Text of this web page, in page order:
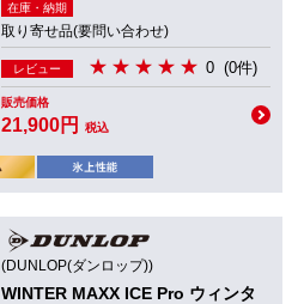
在庫・納期
取り寄せ品(要問い合わせ)
レビュー 0 (0件)
販売価格
21,900円 税込
(DUNLOP(ダンロップ))
WINTER MAXX ICE Pro ウィンタ